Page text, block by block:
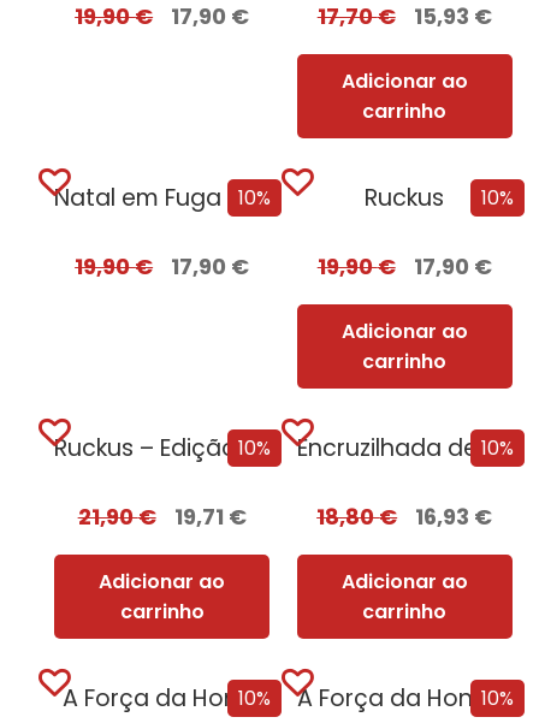
19,90€ 17,90 € 17,70€ 15,93 €
Adicionar ao
carrinho
10%
Natal em Fuga – Edição com EDGES
19,90€ 17,90 €
10%
Ruckus
19,90€ 17,90 €
Adicionar ao
carrinho
10%
Ruckus – Edição com EDGES
21,90€ 19,71 €
Adicionar ao
carrinho
10%
Encruzilhada de Corvos
18,80€ 16,93 €
Adicionar ao
carrinho
10%
A Força da Honra 10%
A Força da Honra + Oferta Feridas de Guerra